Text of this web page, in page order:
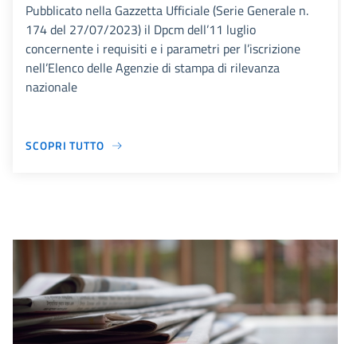
Pubblicato nella Gazzetta Ufficiale (Serie Generale n.
174 del 27/07/2023) il Dpcm dell’11 luglio
concernente i requisiti e i parametri per l’iscrizione
nell’Elenco delle Agenzie di stampa di rilevanza
nazionale
SCOPRI TUTTO